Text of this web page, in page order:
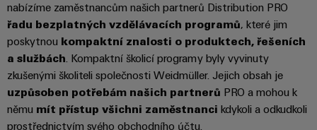
Moderní
a
digitální
řešení
pro
klimaticky
šetrnou
mobilitu
v
Průmyslové
osvětlení
Infrastruktura
skříněk
nabízíme zaměstnancům našich partnerů Distribution PRO
řadu bezplatných vzdělávacích programů, které jim
poskytnou kompaktní znalosti o produktech, řešeních
a službách. Kompaktní školicí programy byly vyvinuty
zkušenými školiteli společnosti Weidmüller. Jejich obsah je
uzpůsoben potřebám našich partnerů PRO a mohou k
němu mít přístup všichni zaměstnanci kdykoli a odkudkoli
prostřednictvím svého obchodního účtu.